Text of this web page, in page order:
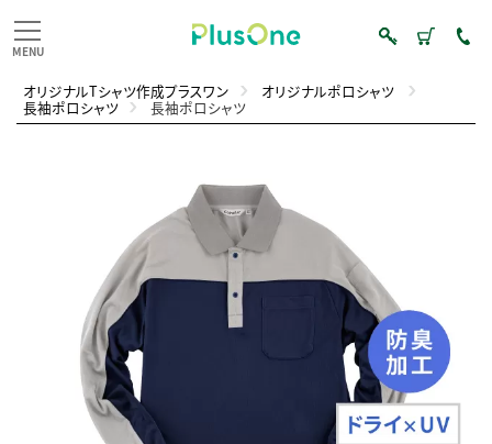
オリジナルTシャツ作成プラスワン オリジナルポロシャツ
長袖ポロシャツ 長袖ポロシャツ